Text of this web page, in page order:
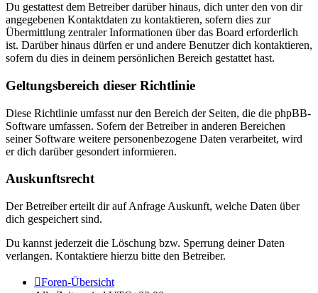
Du gestattest dem Betreiber darüber hinaus, dich unter den von dir
angegebenen Kontaktdaten zu kontaktieren, sofern dies zur
Übermittlung zentraler Informationen über das Board erforderlich
ist. Darüber hinaus dürfen er und andere Benutzer dich kontaktieren,
sofern du dies in deinem persönlichen Bereich gestattet hast.
Geltungsbereich dieser Richtlinie
Diese Richtlinie umfasst nur den Bereich der Seiten, die die phpBB-
Software umfassen. Sofern der Betreiber in anderen Bereichen
seiner Software weitere personenbezogene Daten verarbeitet, wird
er dich darüber gesondert informieren.
Auskunftsrecht
Der Betreiber erteilt dir auf Anfrage Auskunft, welche Daten über
dich gespeichert sind.
Du kannst jederzeit die Löschung bzw. Sperrung deiner Daten
verlangen. Kontaktiere hierzu bitte den Betreiber.
Foren-Übersicht